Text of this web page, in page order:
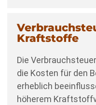
Kraftstoffe
Die
die Kosten für den
erheblich
höherem